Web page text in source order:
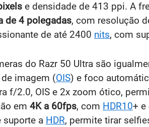
e densidade de 413 ppi. A
de 4 polegadas, com resolução
de até 2400 nits, com
do Razr 50 Ultra são
imagem (OIS) e foco
f/2.0, OIS e 2x zoom ótico,
em 4K a 60fps, com HDR10+ e
a HDR, permite tirar